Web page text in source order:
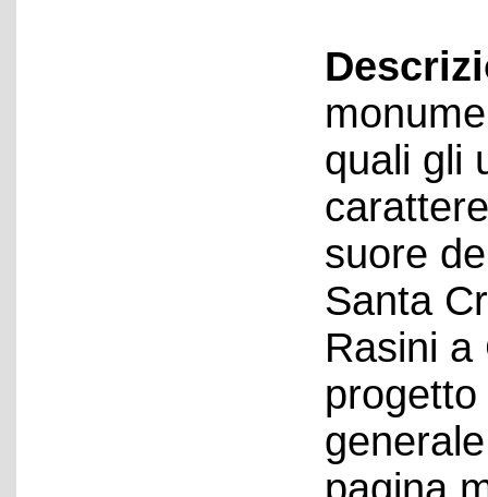
quali gli
suore
Santa
Rasini